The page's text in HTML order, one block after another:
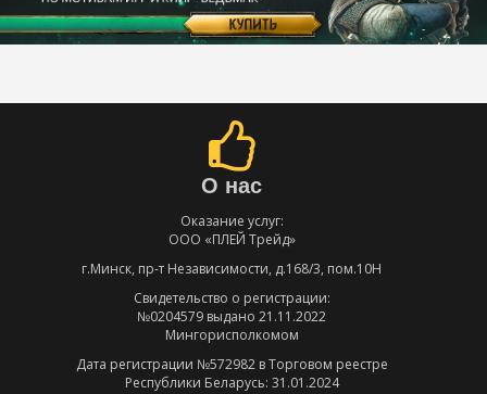
О нас
Оказание услуг:
ООО «ПЛЕЙ Трейд»
г.Минск, пр-т Независимости, д.168/3, пом.10Н
Свидетельство о регистрации:
№0204579 выдано 21.11.2022
Мингорисполкомом
Дата регистрации №572982 в Торговом реестре
Республики Беларусь: 31.01.2024